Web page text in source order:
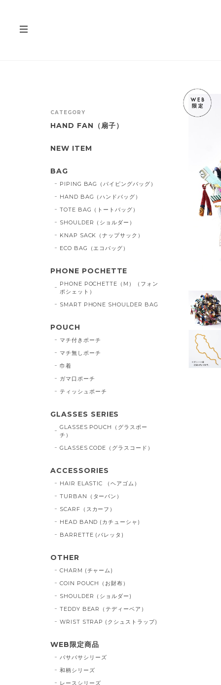
CATEGORY
HAND FAN（扇子）
NEW ITEM
BAG
PIPING BAG（パイピングバッグ）
HAND BAG（ハンドバッグ）
TOTE BAG（トートバッグ）
SHOULDER（ショルダー）
KNAP SACK（ナップサック）
ECO BAG（エコバッグ）
PHONE POCHETTE
PHONE POCHETTE（M）（フォン
ポシェット）
SMART PHONE SHOULDER BAG
POUCH
マチ付きポーチ
マチ無しポーチ
巾着
ガマ口ポーチ
ティッシュポーチ
GLASSES SERIES
GLASSES POUCH（グラスポー
チ）
GLASSES CODE（グラスコード）
ACCESSORIES
HAIR ELASTIC （ヘアゴム）
TURBAN（ターバン）
SCARF（スカーフ）
HEAD BAND (カチューシャ)
BARRETTE (バレッタ)
OTHER
CHARM (チャーム)
COIN POUCH（お財布）
SHOULDER（ショルダー)
TEDDY BEAR（テディーベア）
WRIST STRAP (クシュストラップ)
WEB限定商品
バサバサシリーズ
和柄シリーズ
レースシリーズ